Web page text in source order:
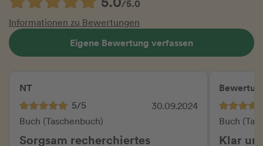
/5.0
Informationen zu Bewertungen
Eigene Bewertung verfassen
NT
5/5
30.09.2024
Buch (Taschenbuch)
Sorgsam recherchiertes
Buch
Klar